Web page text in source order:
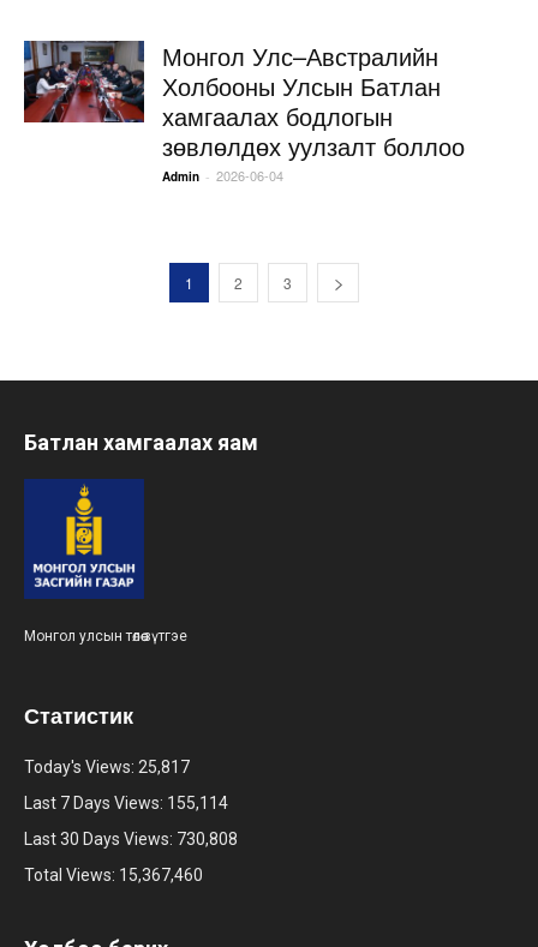
Монгол Улс–Австралийн
Холбооны Улсын Батлан
хамгаалах бодлогын
зөвлөлдөх уулзалт боллоо
Admin - 2026-06-04
1 2 3
Батлан хамгаалах яам
Монгол улсын төлөө зүтгэе
Статистик
Today's Views: 25,817
Last 7 Days Views: 155,114
Last 30 Days Views: 730,808
Total Views: 15,367,460